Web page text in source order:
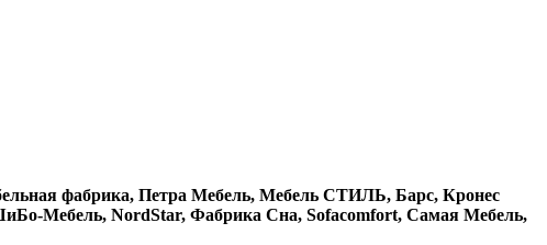
фабрика, Петра Мебель, Мебель СТИЛЬ, Барс, Кронес
Мебель, NordStar, Фабрика Сна, Sofacomfort, Самая Мебель,